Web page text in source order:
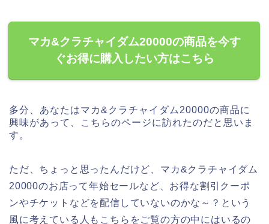
マカ&クラチャイダム20000の商品を今す
ぐお得に購入したい方はこちら
多分、あなたはマカ&クラチャイダム20000の商品に
興味があって、こちらのページに訪れたのだと思いま
す。
ただ、ちょっと思ったんだけど、マカ&クラチャイダム
20000のお店って年始セールなど、お得な割引クーポ
ンやチケットなどを配信していないのかな～？という
風に考えている人もこちらをご覧の方の中にはいるの